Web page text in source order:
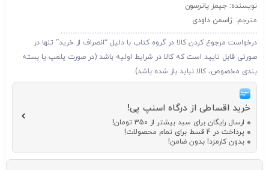
نویسنده: جیمز پاترسون
مترجم: ژاسمن داودی
درخواست مرجوع کردن کالا در گروه کتاب با دلیل “انصراف از خرید” تنها در
صورتی قابل تایید است که کالا در شرایط اولیه باشد (در صورت پلمپ یا بسته
بندی مخصوص، کالا نباید باز شده باشد).
خرید اقساطی از درگاه اسنپ پی!
ارسال رایگان برای سبد بیشتر از 350 تومان!
پرداخت در 4 قسط برای تمام محصولات!
بدون کارمزد! بدون ضامن!